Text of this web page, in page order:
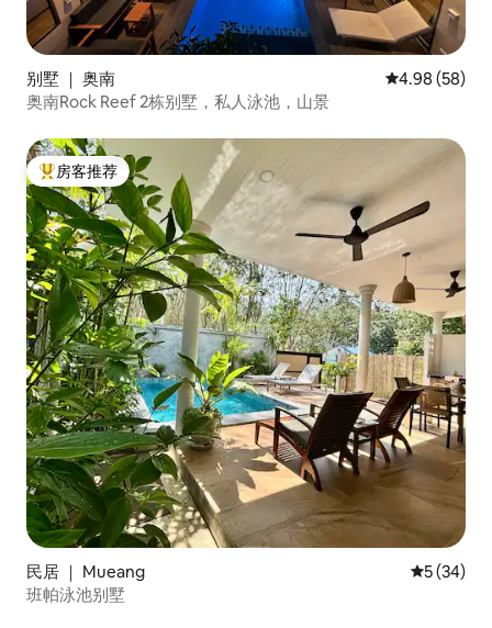
别墅 ｜ 奥南 平均评分 4.98
4.98 (58)
奥南Rock Reef 2栋别墅，私人泳池，山景
热门「房客推荐」
房客推荐
民居 ｜ Mueang 平均评分
5 (34)
班帕泳池别墅